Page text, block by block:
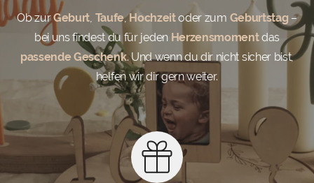
Ob zurGeburt, Taufe,Hochzeitoder zum Geburtstag –
bei uns findest du für jeden Herzensmomentdas
passende Geschenk. Und wenn du dir nicht sicher bist,
helfen wir dir gern weiter.